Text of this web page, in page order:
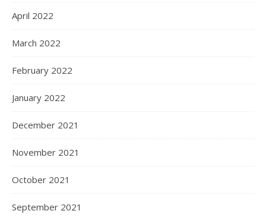
April 2022
March 2022
February 2022
January 2022
December 2021
November 2021
October 2021
September 2021